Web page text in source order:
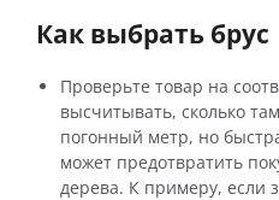
Как выбрать брус
Проверьте товар на
высчитывать, сколько
погонный метр, но
может предотвратить
дерева. К примеру, если